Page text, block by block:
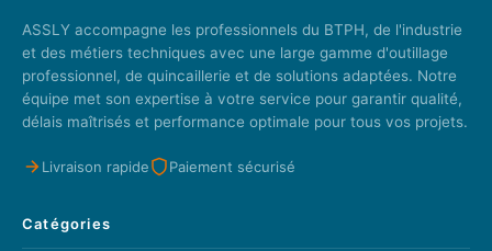
ASSLY accompagne les professionnels du BTPH, de l'industrie
et des métiers techniques avec une large gamme d'outillage
professionnel, de quincaillerie et de solutions adaptées. Notre
équipe met son expertise à votre service pour garantir qualité,
délais maîtrisés et performance optimale pour tous vos projets.
Livraison rapide Paiement sécurisé
Catégories